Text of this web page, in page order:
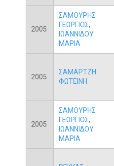
2005
ΣΑΜΟΥΡΗΣ
ΓΕΩΡΓΙΟΣ,
ΙΩΑΝΝΙΔΟΥ
ΜΑΡΙΑ
2005
ΣΑΜΑΡΤΖΗ
ΦΩΤΕΙΝΗ
2005
ΣΑΜΟΥΡΗΣ
ΓΕΩΡΓΙΟΣ,
ΙΩΑΝΝΙΔΟΥ
ΜΑΡΙΑ